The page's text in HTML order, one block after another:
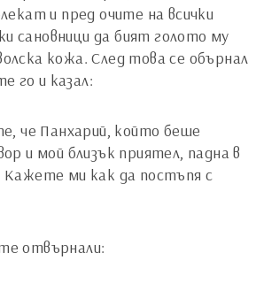
и пред очите на всички
сановници да бият голото му
кожа. След това се обърнал
го и казал:
че Панхарий, който беше
и мой близък приятел, падна в
Кажете ми как да постъпя с
отвърнали: